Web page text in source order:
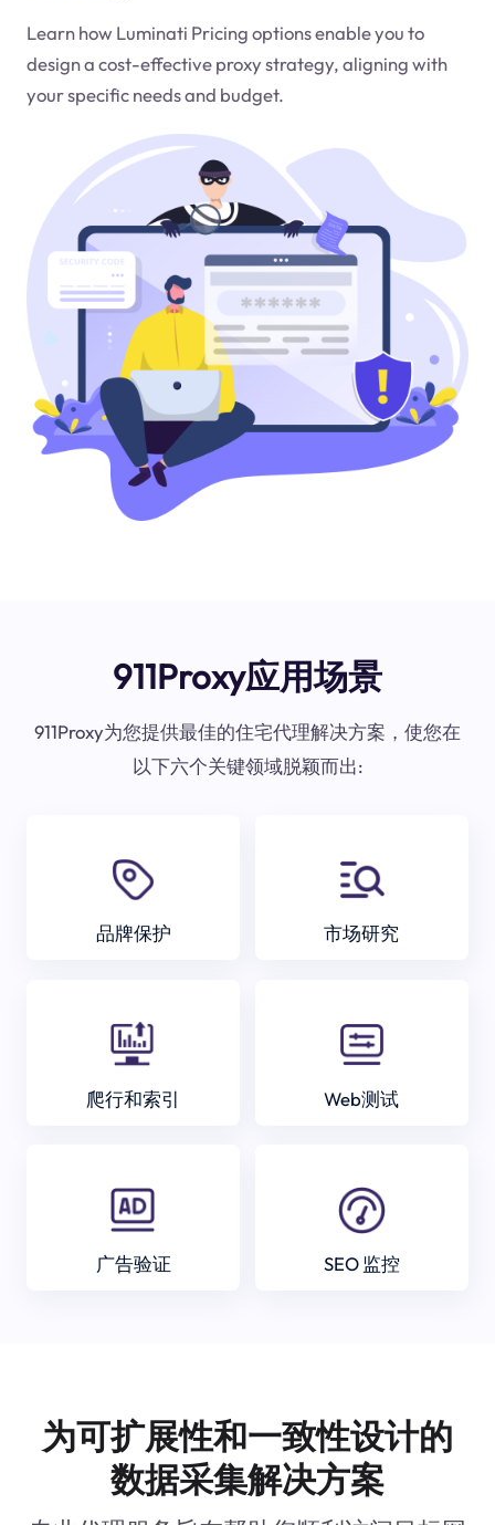
Learn how Luminati Pricing options enable you to
design a cost-effective proxy strategy, aligning with
your specific needs and budget.
911Proxy应用场景
911Proxy为您提供最佳的住宅代理解决方案，使您在
以下六个关键领域脱颖而出:
品牌保护 市场研究
爬行和索引 Web测试
广告验证 SEO 监控
为可扩展性和一致性设计的
数据采集解决方案